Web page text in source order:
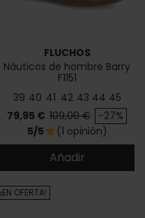
FLUCHOS
Náuticos de hombre Barry
F1151
39 40 41 42 43 44 45
Precio
79,95 € Precio base
109,00 € -27%
5/5star (1 opinión)
Añadir
¡EN OFERTA!